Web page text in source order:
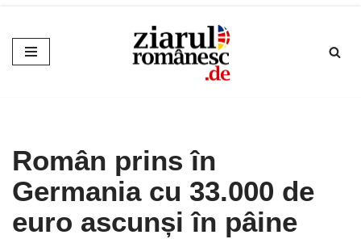
Sari
la
Român prins în
Germania cu 33.000 de
euro ascunși în pâine